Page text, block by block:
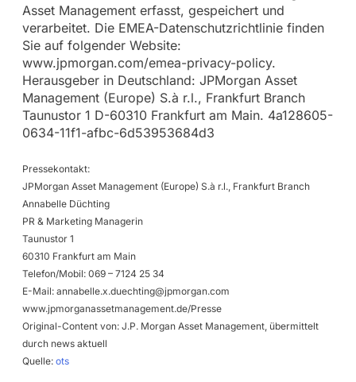
Asset Management erfasst, gespeichert und
verarbeitet. Die EMEA-Datenschutzrichtlinie finden
Sie auf folgender Website:
www.jpmorgan.com/emea-privacy-policy.
Herausgeber in Deutschland: JPMorgan Asset
Management (Europe) S.à r.l., Frankfurt Branch
Taunustor 1 D-60310 Frankfurt am Main. 4a128605-
0634-11f1-afbc-6d53953684d3
Pressekontakt:
JPMorgan Asset Management (Europe) S.à r.l., Frankfurt Branch
Annabelle Düchting
PR & Marketing Managerin
Taunustor 1
60310 Frankfurt am Main
Telefon/Mobil: 069 – 7124 25 34
E-Mail: annabelle.x.duechting@jpmorgan.com
www.jpmorganassetmanagement.de/Presse
Original-Content von: J.P. Morgan Asset Management, übermittelt
durch news aktuell
Quelle: ots